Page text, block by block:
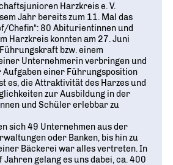
Harzkreis e. V.
Jahr bereits zum 11. Mal das
Chefin“: 80 Abiturientinnen und
Harzkreis konnten am 27. Juni
bzw. einem
Unternehmerin verbringen und
einer Führungsposition
es, die Attraktivität des Harzes und
zur Ausbildung in der
und Schüler erlebbar zu
sich 49 Unternehmen aus der
oder Banken, bis hin zu
Bäckerei war alles vertreten. In
Jahren gelang es uns dabei, ca. 400